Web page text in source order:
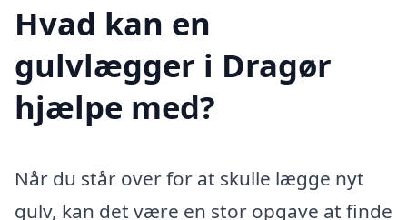
Hvad kan en
gulvlægger i Dragør
hjælpe med?
Når du står over for at skulle lægge nyt
gulv, kan det være en stor opgave at finde